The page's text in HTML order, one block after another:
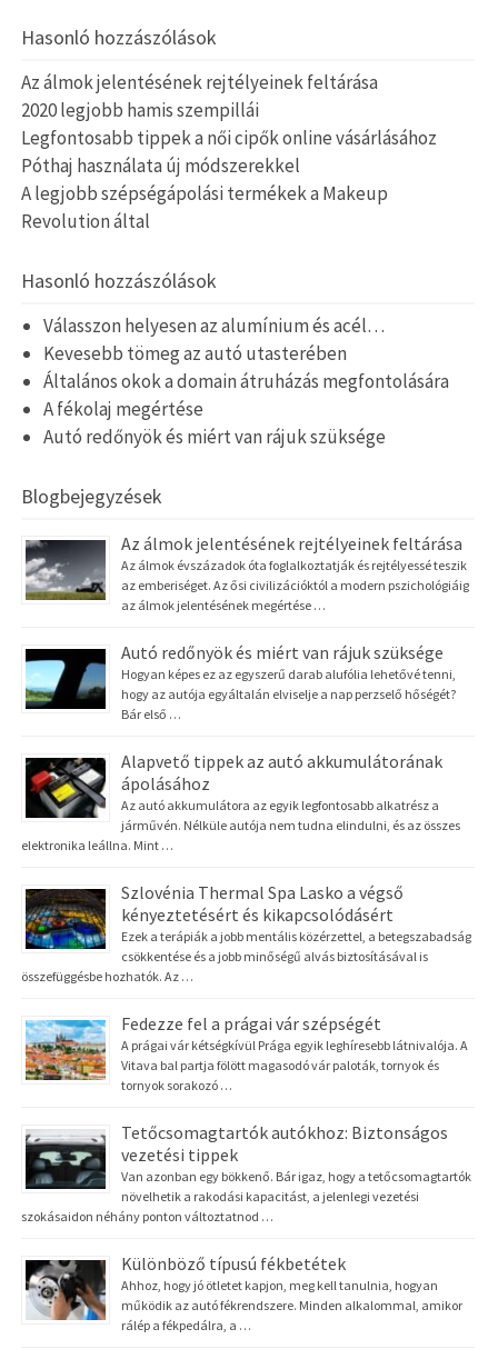
Hasonló hozzászólások
Az álmok jelentésének rejtélyeinek feltárása
2020 legjobb hamis szempillái
Legfontosabb tippek a női cipők online vásárlásához
Póthaj használata új módszerekkel
A legjobb szépségápolási termékek a Makeup
Revolution által
Hasonló hozzászólások
Válasszon helyesen az alumínium és acél…
Kevesebb tömeg az autó utasterében
Általános okok a domain átruházás megfontolására
A fékolaj megértése
Autó redőnyök és miért van rájuk szüksége
Blogbejegyzések
Az álmok jelentésének rejtélyeinek feltárása
Az álmok évszázadok óta foglalkoztatják és rejtélyessé teszik
az emberiséget. Az ősi civilizációktól a modern pszichológiáig
az álmok jelentésének megértése …
Autó redőnyök és miért van rájuk szüksége
Hogyan képes ez az egyszerű darab alufólia lehetővé tenni,
hogy az autója egyáltalán elviselje a nap perzselő hőségét?
Bár első …
Alapvető tippek az autó akkumulátorának
ápolásához
Az autó akkumulátora az egyik legfontosabb alkatrész a
járművén. Nélküle autója nem tudna elindulni, és az összes
elektronika leállna. Mint …
Szlovénia Thermal Spa Lasko a végső
kényeztetésért és kikapcsolódásért
Ezek a terápiák a jobb mentális közérzettel, a betegszabadság
csökkentése és a jobb minőségű alvás biztosításával is
összefüggésbe hozhatók. Az …
Fedezze fel a prágai vár szépségét
A prágai vár kétségkívül Prága egyik leghíresebb látnivalója. A
Vitava bal partja fölött magasodó vár paloták, tornyok és
tornyok sorakozó …
Tetőcsomagtartók autókhoz: Biztonságos
vezetési tippek
Van azonban egy bökkenő. Bár igaz, hogy a tetőcsomagtartók
növelhetik a rakodási kapacitást, a jelenlegi vezetési
szokásaidon néhány ponton változtatnod …
Különböző típusú fékbetétek
Ahhoz, hogy jó ötletet kapjon, meg kell tanulnia, hogyan
működik az autó fékrendszere. Minden alkalommal, amikor
rálép a fékpedálra, a …